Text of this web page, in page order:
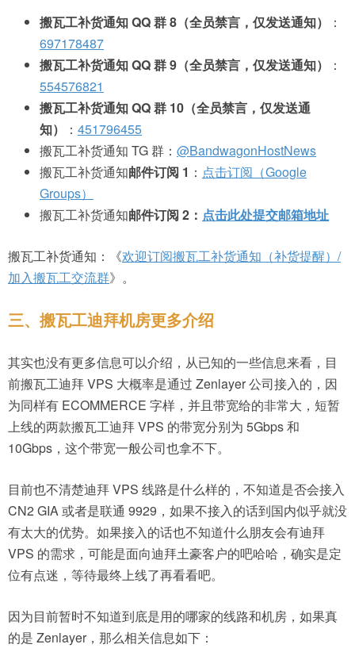
搬瓦工补货通知 QQ 群 8（全员禁言，仅发送通知）
：
697178487
搬瓦工补货通知 QQ 群 9（全员禁言，仅发送通知）
：
554576821
搬瓦工补货通知 QQ 群 10（全员禁言，仅发送通
知）
： 451796455
搬瓦工补货通知 TG 群： @BandwagonHostNews
搬瓦工补货通知邮件订阅 1 ： 点击订阅（Google
Groups）
搬瓦工补货通知邮件订阅 2： 点击此处提交邮箱地址
搬瓦工补货通知：《欢迎订阅搬瓦工补货通知（补货提醒）/
加入搬瓦工交流群》。
三、搬瓦工迪拜机房更多介绍
其实也没有更多信息可以介绍，从已知的一些信息来看，目
前搬瓦工迪拜 VPS 大概率是通过 Zenlayer 公司接入的，因
为同样有 ECOMMERCE 字样，并且带宽给的非常大，短暂
上线的两款搬瓦工迪拜 VPS 的带宽分别为 5Gbps 和
10Gbps，这个带宽一般公司也拿不下。
目前也不清楚迪拜 VPS 线路是什么样的，不知道是否会接入
CN2 GIA 或者是联通 9929，如果不接入的话到国内似乎就没
有太大的优势。如果接入的话也不知道什么朋友会有迪拜
VPS 的需求，可能是面向迪拜土豪客户的吧哈哈，确实是定
位有点迷，等待最终上线了再看看吧。
因为目前暂时不知道到底是用的哪家的线路和机房，如果真
的是 Zenlayer，那么相关信息如下：